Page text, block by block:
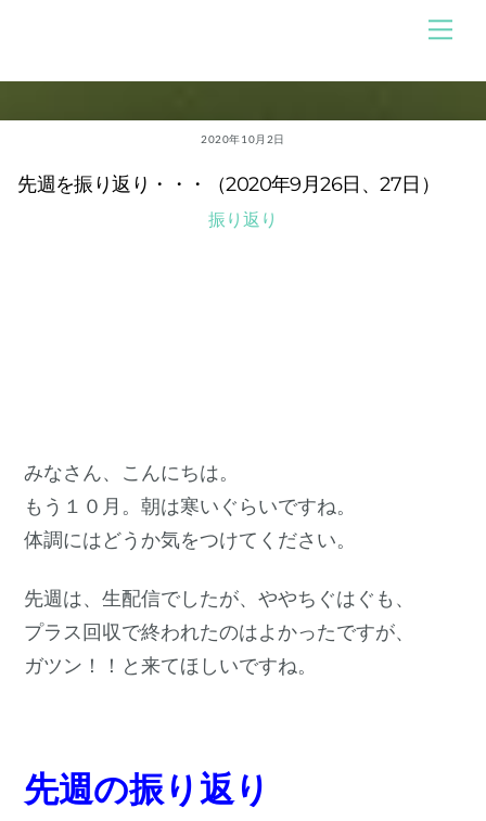
content
メ
ニ
ー
2020年10月2日
先週を振り返り・・・（2020年9月26日、27日）
振り返り
みなさん、こんにちは。
もう１０月。朝は寒いぐらいですね。
体調にはどうか気をつけてください。
先週は、生配信でしたが、ややちぐはぐも、
プラス回収で終われたのはよかったですが、
ガツン！！と来てほしいですね。
先週の振り返り